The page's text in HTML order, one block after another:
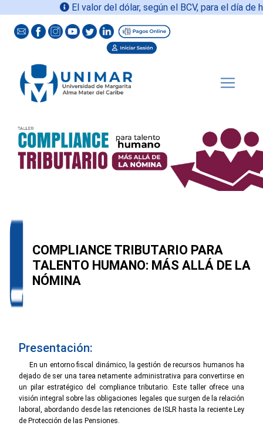
El valor del dólar, según el BCV, para el día de
COMPLIANCE TRIBUTARIO PARA
TALENTO HUMANO: MÁS ALLÁ DE LA
NÓMINA
Presentación:
En un entorno fiscal dinámico, la gestión de recursos humanos ha
dejado de ser una tarea netamente administrativa para convertirse en
un pilar estratégico del compliance tributario. Este taller ofrece una
visión integral sobre las obligaciones legales que surgen de la relación
laboral, abordando desde las retenciones de ISLR hasta la reciente Ley
de Protección de las Pensiones.